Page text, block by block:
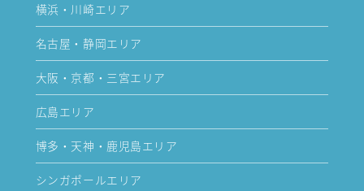
横浜・川崎エリア
名古屋・静岡エリア
大阪・京都・三宮エリア
広島エリア
博多・天神・鹿児島エリア
シンガポールエリア